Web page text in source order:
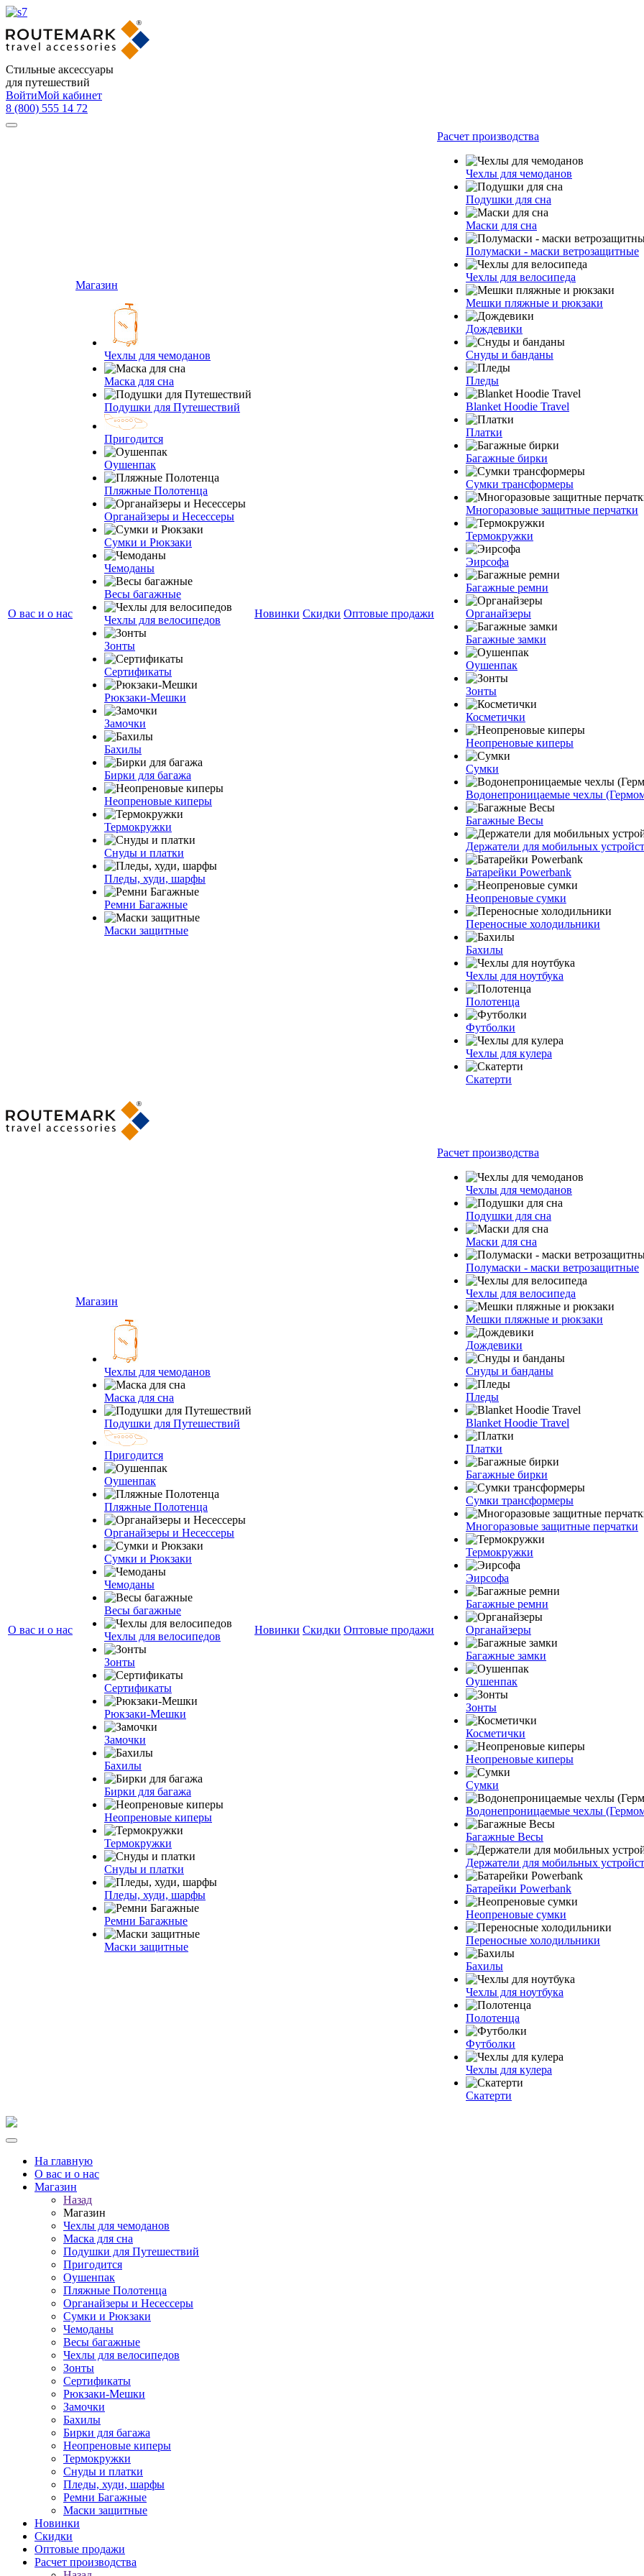
Стильные аксессуары
для путешествий
ВойтиМой кабинет
8 (800) 555 14 72
О вас и о нас
Магазин
Чехлы для чемоданов
Маска для сна
Подушки для Путешествий
Пригодится
Оушенпак
Пляжные Полотенца
Органайзеры и Несессеры
Сумки и Рюкзаки
Чемоданы
Весы багажные
Чехлы для велосипедов
Зонты
Сертификаты
Рюкзаки-Мешки
Замочки
Бахилы
Бирки для багажа
Неопреновые киперы
Термокружки
Снуды и платки
Пледы, худи, шарфы
Ремни Багажные
Маски защитные
Новинки Скидки Оптовые продажи
Расчет производства
Чехлы для чемоданов
Подушки для сна
Маски для сна
Полумаски - маски ветрозащитные
Чехлы для велосипеда
Мешки пляжные и рюкзаки
Дождевики
Снуды и банданы
Пледы
Blanket Hoodie Travel
Платки
Багажные бирки
Сумки трансформеры
Многоразовые защитные перчатки
Термокружки
Эирсофа
Багажные ремни
Органайзеры
Багажные замки
Оушенпак
Зонты
Косметички
Неопреновые киперы
Сумки
Водонепроницаемые чехлы
Багажные Весы
Держатели для мобильных
Батарейки Powerbank
Неопреновые сумки
Переносные холодильники
Бахилы
Чехлы для ноутбука
Полотенца
Футболки
Чехлы для кулера
Скатерти
О вас и о нас
Магазин
Чехлы для чемоданов
Маска для сна
Подушки для Путешествий
Пригодится
Оушенпак
Пляжные Полотенца
Органайзеры и Несессеры
Сумки и Рюкзаки
Чемоданы
Весы багажные
Чехлы для велосипедов
Зонты
Сертификаты
Рюкзаки-Мешки
Замочки
Бахилы
Бирки для багажа
Неопреновые киперы
Термокружки
Снуды и платки
Пледы, худи, шарфы
Ремни Багажные
Маски защитные
Новинки Скидки Оптовые продажи
Расчет производства
Чехлы для чемоданов
Подушки для сна
Маски для сна
Полумаски - маски ветрозащитные
Чехлы для велосипеда
Мешки пляжные и рюкзаки
Дождевики
Снуды и банданы
Пледы
Blanket Hoodie Travel
Платки
Багажные бирки
Сумки трансформеры
Многоразовые защитные перчатки
Термокружки
Эирсофа
Багажные ремни
Органайзеры
Багажные замки
Оушенпак
Зонты
Косметички
Неопреновые киперы
Сумки
Водонепроницаемые чехлы
Багажные Весы
Держатели для мобильных
Батарейки Powerbank
Неопреновые сумки
Переносные холодильники
Бахилы
Чехлы для ноутбука
Полотенца
Футболки
Чехлы для кулера
Скатерти
На главную
О вас и о нас
Магазин
Назад
Магазин
Чехлы для чемоданов
Маска для сна
Подушки для Путешествий
Пригодится
Оушенпак
Пляжные Полотенца
Органайзеры и Несессеры
Сумки и Рюкзаки
Чемоданы
Весы багажные
Чехлы для велосипедов
Зонты
Сертификаты
Рюкзаки-Мешки
Замочки
Бахилы
Бирки для багажа
Неопреновые киперы
Термокружки
Снуды и платки
Пледы, худи, шарфы
Ремни Багажные
Маски защитные
Новинки
Скидки
Оптовые продажи
Расчет производства